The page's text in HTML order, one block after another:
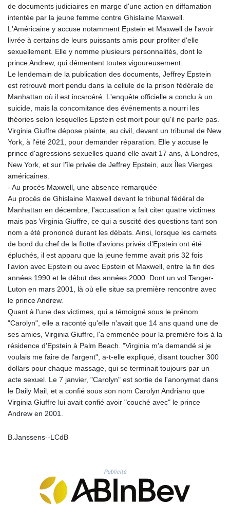
MAD 10.743067
MDL 20.044751
MGA 4918.938878
MKD 61.524236
MMK 2427.596601
MNT 4159.0218
MOP 9.314584
MRU 46.338424
MUR 54.419742
MVR 17.862733
MWK 1998.775164
MXN 19.811945
MYR 4.728715
MZN 73.882892
NAD 18.726567
NIO 42.419473
NOK 10.99759
NPR 175.501819
NZD 1.961547
OMR 0.442445
PAB 1.152686
PEN 3.903651
PGK 5.093937
PHP 70.183258
PKR 320.014324
PYG 6853.914834
QAR 4.213648
RON 5.244583
RSD 117.338542
RUB 94.679224
RWF 1694.978938
SAR 4.345489
SBD 9.325039
SCR 16.705092
SRD 43.778814
STD 23929.673396
STN 24.499696
SVC 10.085875
de documents judiciaires en marge d'une action en diffamation
intentée par la jeune femme contre Ghislaine Maxwell.
L'Américaine y accuse notamment Epstein et Maxwell de l'avoir
livrée à certains de leurs puissants amis pour profiter d'elle
sexuellement. Elle y nomme plusieurs personnalités, dont le
prince Andrew, qui démentent toutes vigoureusement.
Le lendemain de la publication des documents, Jeffrey Epstein
est retrouvé mort pendu dans la cellule de la prison fédérale de
Manhattan où il est incarcéré. L'enquête officielle a conclu à un
suicide, mais la concomitance des événements a nourri les
théories selon lesquelles Epstein est mort pour qu'il ne parle pas.
Virginia Giuffre dépose plainte, au civil, devant un tribunal de New
York, à l'été 2021, pour demander réparation. Elle y accuse le
prince d'agressions sexuelles quand elle avait 17 ans, à Londres,
New York, et sur l'île privée de Jeffrey Epstein, aux Îles Vierges
américaines.
- Au procès Maxwell, une absence remarquée
Au procès de Ghislaine Maxwell devant le tribunal fédéral de
Manhattan en décembre, l'accusation a fait citer quatre victimes
mais pas Virginia Giuffre, ce qui a suscité des questions tant son
nom a été prononcé durant les débats. Ainsi, lorsque les carnets
de bord du chef de la flotte d'avions privés d'Epstein ont été
épluchés, il est apparu que la jeune femme avait pris 32 fois
l'avion avec Epstein ou avec Epstein et Maxwell, entre la fin des
années 1990 et le début des années 2000. Dont un vol Tanger-
Luton en mars 2001, là où elle situe sa première rencontre avec
le prince Andrew.
Quant à l'une des victimes, qui a témoigné sous le prénom
"Carolyn", elle a raconté qu'elle n'avait que 14 ans quand une de
ses amies, Virginia Giuffre, l'a emmenée pour la première fois à la
résidence d'Epstein à Palm Beach. "Virginia m'a demandé si je
voulais me faire de l'argent", a-t-elle expliqué, disant toucher 300
dollars pour chaque massage, qui se terminait toujours par un
acte sexuel. Le 7 janvier, "Carolyn" est sortie de l'anonymat dans
le Daily Mail, et a confié sous son nom Carolyn Andriano que
Virginia Giuffre lui avait confié avoir "couché avec" le prince
Andrew en 2001.
B.Janssens--LCdB
Publicité